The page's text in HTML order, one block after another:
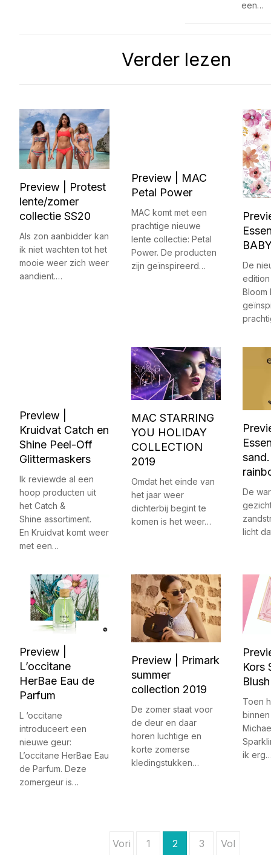
een…
Verder lezen
Preview | Protest
lente/zomer
collectie SS20
Als zon aanbidder kan
ik niet wachten tot het
mooie weer zich weer
aandient.…
Preview | MAC
Petal Power
MAC komt met een
prachtige nieuwe
lente collectie: Petal
Power. De producten
zijn geïnspireerd…
De
edition
Bloom
Preview |
Kruidvat Catch en
Shine Peel-Off
Glittermaskers
Ik reviewde al een
hoop producten uit
het Catch &
Shine assortiment.
En Kruidvat komt weer
met een…
MAC STARRING
YOU HOLIDAY
COLLECTION
2019
Omdat het einde van
het jaar weer
dichterbij begint te
komen is het weer…
De
licht
Preview |
L’occitane
HerBae Eau de
Parfum
L ‘occitane
introduceert een
nieuwe geur:
L’occitane HerBae Eau
de Parfum. Deze
zomergeur is…
Preview | Primark
summer
collection 2019
De zomer staat voor
de deur en daar
horen luchtige en
korte zomerse
kledingstukken…
Kors
Blush
Toen
ik
Vori
1 2 3
Vol